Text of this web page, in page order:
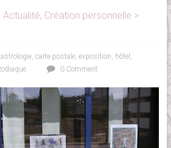
Actualité, Création personnelle >
astrologie, carte postale, exposition, hôtel ,
0 Comment